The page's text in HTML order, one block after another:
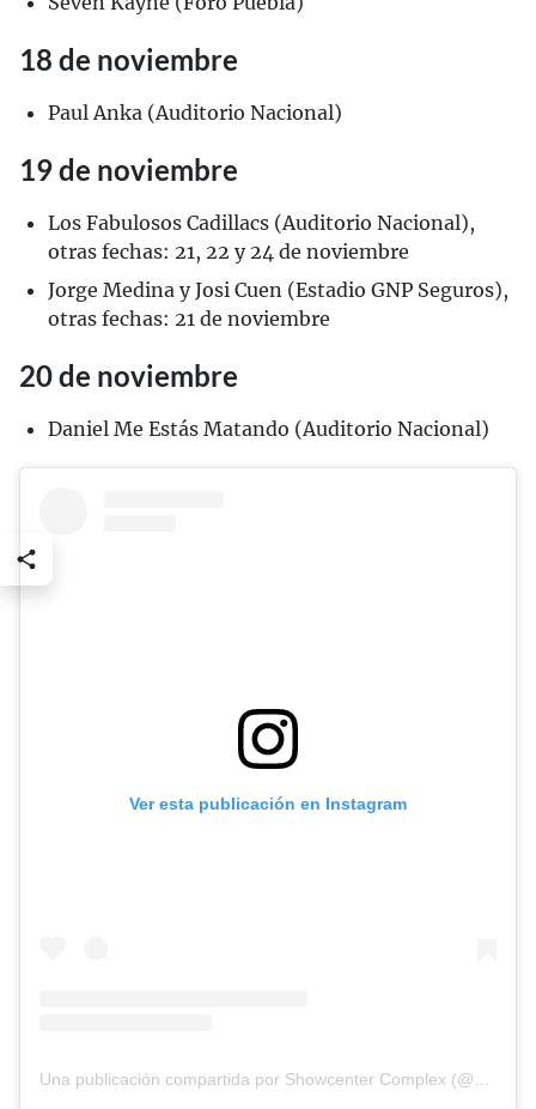
18 de noviembre
Paul Anka (Auditorio Nacional)
19 de noviembre
Los Fabulosos Cadillacs (Auditorio Nacional),
otras fechas: 21, 22 y 24 de noviembre
Jorge Medina y Josi Cuen (Estadio GNP Seguros),
otras fechas: 21 de noviembre
20 de noviembre
Daniel Me Estás Matando (Auditorio Nacional)
Ver esta publicación en Instagram